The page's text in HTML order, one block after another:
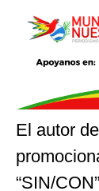
El autor
“SIN/